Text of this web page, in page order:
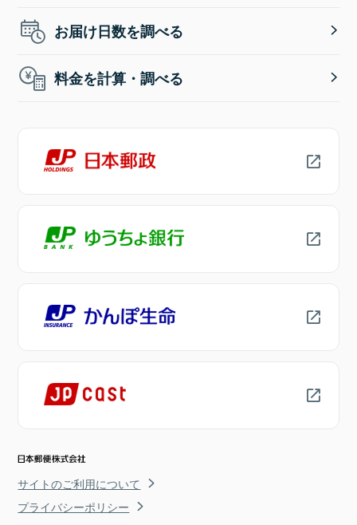
お届け日数を調べる
料金を計算・調べる
サイトのご利用について
プライバシーポリシー